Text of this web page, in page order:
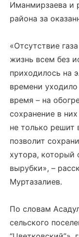
Иманмирзаева и
района за
«Отсутствие
жизнь всем без
приходилось на
времени
время – на
сохранение в
не только решит
позволит
хутора, который
вырубки», –
Муртазалиев.
По словам
сельского